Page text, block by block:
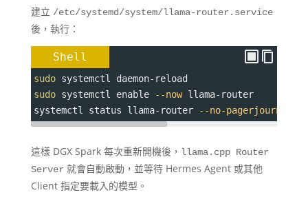
建立 /etc/systemd/system/llama-router.service
後，執行：
Shell
sudo systemctl daemon-reload
sudo systemctl enable --now llama-router
systemctl status llama-router
--no-pagerjournalctl
這樣 DGX Spark 每次重新開機後， llama.cpp Router
Server 就會自動啟動，並等待 Hermes Agent 或其他
Client 指定要載入的模型。